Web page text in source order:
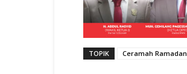
TOPIK Ceramah Ramadan